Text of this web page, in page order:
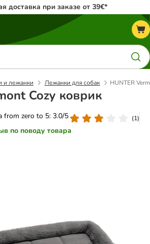
доставка при заказе от 39€*
и лежанки Лежанки для собак HUNTER
Cozy коврик
from zero to 5: 3.0/5
(1)
по поводу товара